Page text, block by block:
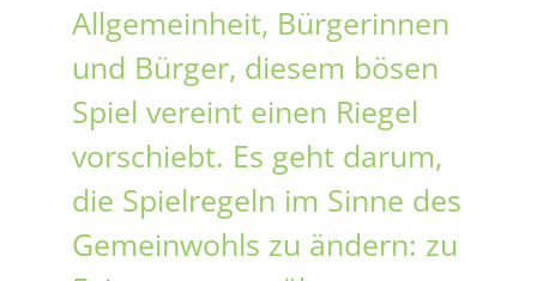
Allgemeinheit, Bürgerinnen
und Bürger, diesem bösen
Spiel vereint einen Riegel
vorschiebt. Es geht darum,
die Spielregeln im Sinne des
Gemeinwohls zu ändern: zu